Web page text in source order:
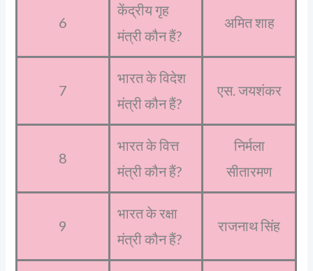
6
केंद्रीय गृह
मंत्री कौन हैं?
अमित शाह
7
भारत के विदेश
मंत्री कौन हैं?
एस. जयशंकर
8
भारत के वित्त
मंत्री कौन हैं?
निर्मला
सीतारमण
9
भारत के रक्षा
मंत्री कौन हैं?
राजनाथ सिंह